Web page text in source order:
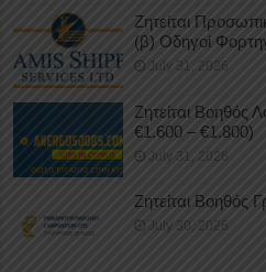
Ζητείται
(β) Οδηγοί
July 31, 2026
Ζητείται Βοηθός
€1.600 – €1.800)
July 31, 2026
Ζητείται Βοηθός
July 30, 2026